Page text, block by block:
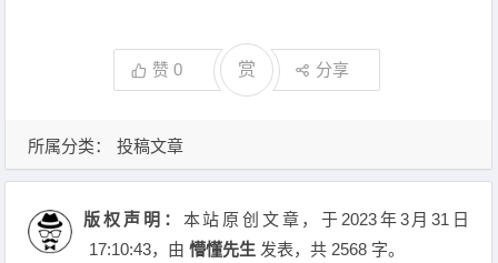
赞0 赏 分享
所属分类： 投稿文章
版权声明： 本站原创文章，于2023年3月31日
17:10:43，由懵懂先生 发表，共 2568 字。